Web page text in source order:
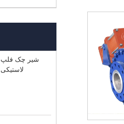
شیر چک فلپ
لاستیکی